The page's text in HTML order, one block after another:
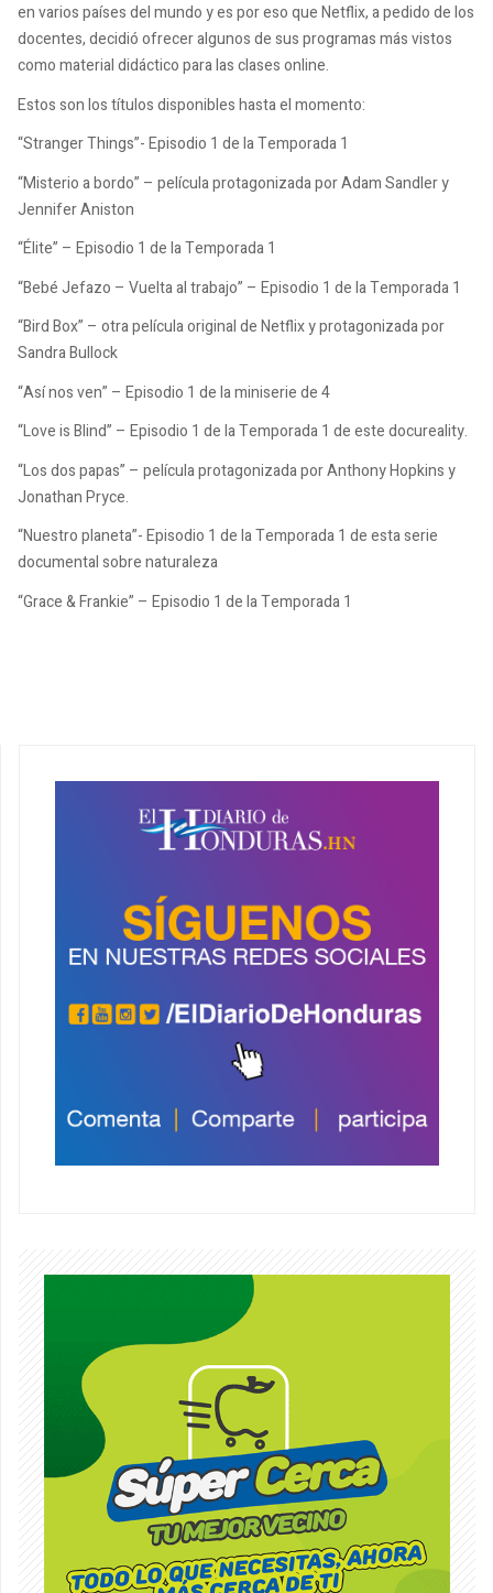
en varios países del mundo y es por eso que Netflix, a pedido de los
docentes, decidió ofrecer algunos de sus programas más vistos
como material didáctico para las clases online.
Estos son los títulos disponibles hasta el momento:
“Stranger Things”- Episodio 1 de la Temporada 1
“Misterio a bordo” – película protagonizada por Adam Sandler y
Jennifer Aniston
“Élite” – Episodio 1 de la Temporada 1
“Bebé Jefazo – Vuelta al trabajo” – Episodio 1 de la Temporada 1
“Bird Box” – otra película original de Netflix y protagonizada por
Sandra Bullock
“Así nos ven” – Episodio 1 de la miniserie de 4
“Love is Blind” – Episodio 1 de la Temporada 1 de este docureality.
“Los dos papas” – película protagonizada por Anthony Hopkins y
Jonathan Pryce.
“Nuestro planeta”- Episodio 1 de la Temporada 1 de esta serie
documental sobre naturaleza
“Grace & Frankie” – Episodio 1 de la Temporada 1